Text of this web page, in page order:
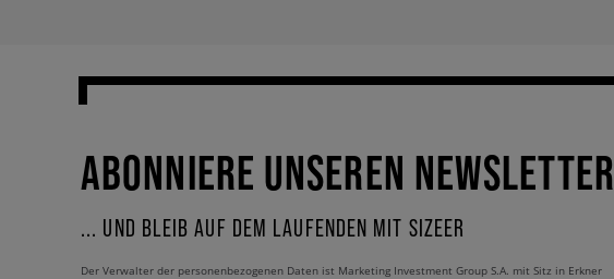
ABONNIERE UNSEREN NEWSLETTER
... UND BLEIB AUF DEM LAUFENDEN MIT SIZEER
Der Verwalter der personenbezogenen Daten ist Marketing Investment Group S.A. mit Sitz in Erkner